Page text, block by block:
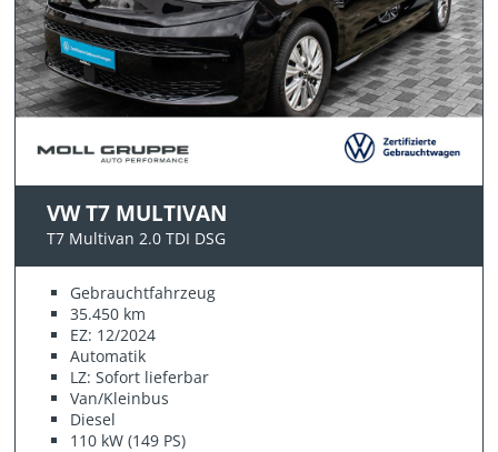
VW T7 MULTIVAN
T7 Multivan 2.0 TDI DSG
Gebrauchtfahrzeug
35.450 km
EZ: 12/2024
Automatik
LZ: Sofort lieferbar
Van/Kleinbus
Diesel
110 kW (149 PS)